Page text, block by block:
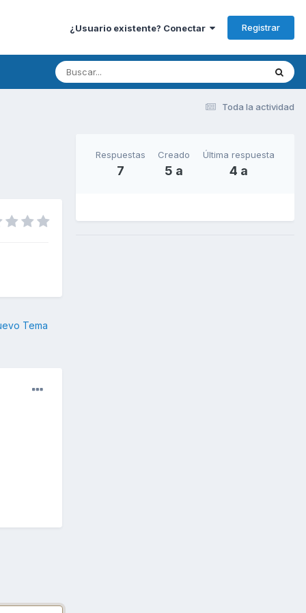
¿Usuario existente? Conectar Registrar
Toda la actividad
Tema
Respuestas
7
Creado
5 a
Última respuesta
4 a